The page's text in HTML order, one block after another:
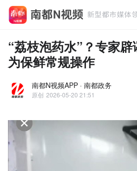
“荔枝泡药水”？专家
为保鲜常规操作
南都N视频APP · 南都政务
原创 2026-05-20 21:51